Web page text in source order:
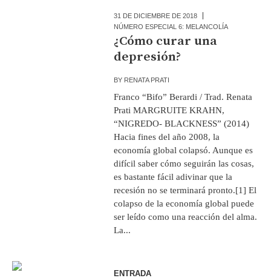
31 DE DICIEMBRE DE 2018
NÚMERO ESPECIAL 6: MELANCOLÍA
¿Cómo curar una
depresión?
BY RENATA PRATI
Franco “Bifo” Berardi / Trad. Renata
Prati MARGRUITE KRAHN,
“NIGREDO- BLACKNESS” (2014)
Hacia fines del año 2008, la
economía global colapsó. Aunque es
difícil saber cómo seguirán las cosas,
es bastante fácil adivinar que la
recesión no se terminará pronto.[1] El
colapso de la economía global puede
ser leído como una reacción del alma.
La...
ENTRADA